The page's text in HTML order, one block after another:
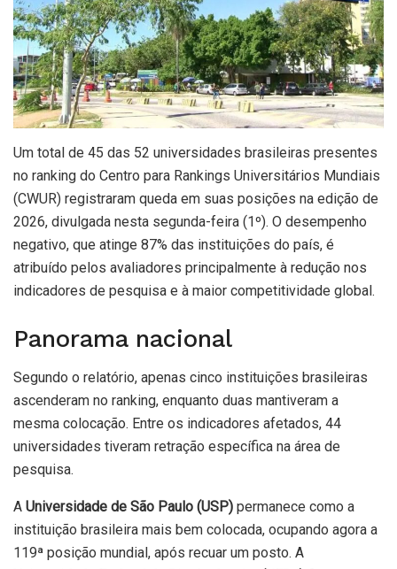
Um total de 45 das 52 universidades brasileiras presentes
no ranking do Centro para Rankings Universitários Mundiais
(CWUR) registraram queda em suas posições na edição de
2026, divulgada nesta segunda-feira (1º). O desempenho
negativo, que atinge 87% das instituições do país, é
atribuído pelos avaliadores principalmente à redução nos
indicadores de pesquisa e à maior competitividade global.
Panorama nacional
Segundo o relatório, apenas cinco instituições brasileiras
ascenderam no ranking, enquanto duas mantiveram a
mesma colocação. Entre os indicadores afetados, 44
universidades tiveram retração específica na área de
pesquisa.
A Universidade de São Paulo (USP) permanece como a
instituição brasileira mais bem colocada, ocupando agora a
119ª posição mundial, após recuar um posto. A